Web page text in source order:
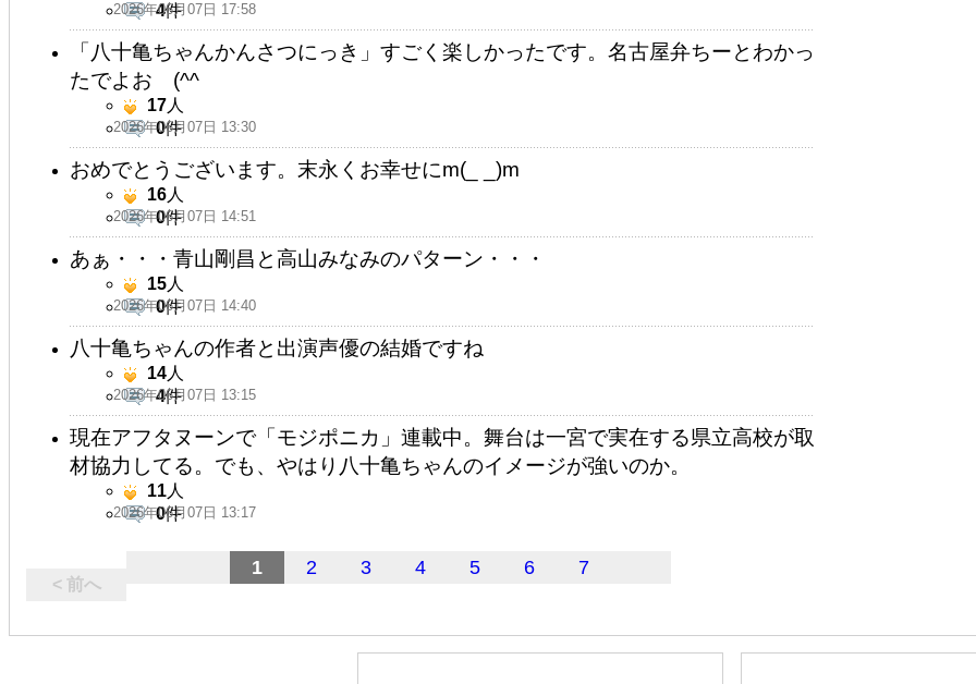
2026年06月07日 17:58
4件
「八十亀ちゃんかんさつにっき」すごく楽しかったです。名古屋弁ちーとわかっ
たでよお (^^
2026年06月07日 13:30
17人
0件
おめでとうございます。末永くお幸せにm(_ _)m
2026年06月07日 14:51
16人
0件
あぁ・・・青山剛昌と高山みなみのパターン・・・
2026年06月07日 14:40
15人
0件
八十亀ちゃんの作者と出演声優の結婚ですね
2026年06月07日 13:15
14人
4件
現在アフタヌーンで「モジポニカ」連載中。舞台は一宮で実在する県立高校が取
材協力してる。でも、やはり八十亀ちゃんのイメージが強いのか。
2026年06月07日 13:17
11人
0件
< 前へ
1 2 3 4 5 6 7